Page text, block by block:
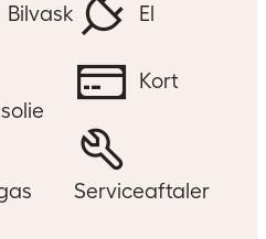
Bilvask El
Kort
Serviceaftaler